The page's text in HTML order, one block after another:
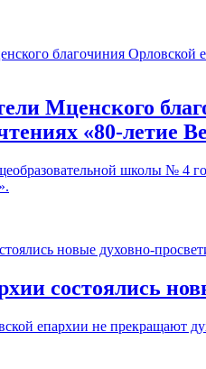
Мценского
«80-летие
школы № 4
состоялись
епархии не прекращают